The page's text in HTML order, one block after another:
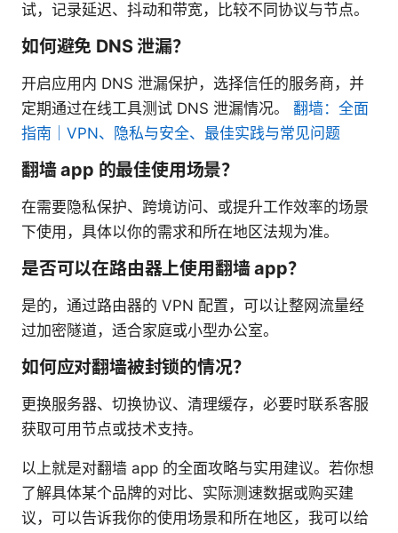
试，记录延迟、抖动和带宽，比较不同协议与节点。
如何避免 DNS 泄漏？
开启应用内 DNS 泄漏保护，选择信任的服务商，并
定期通过在线工具测试 DNS 泄漏情况。 翻墙：全面
指南｜VPN、隐私与安全、最佳实践与常见问题
翻墙 app 的最佳使用场景？
在需要隐私保护、跨境访问、或提升工作效率的场景
下使用，具体以你的需求和所在地区法规为准。
是否可以在路由器上使用翻墙 app？
是的，通过路由器的 VPN 配置，可以让整网流量经
过加密隧道，适合家庭或小型办公室。
如何应对翻墙被封锁的情况？
更换服务器、切换协议、清理缓存，必要时联系客服
获取可用节点或技术支持。
以上就是对翻墙 app 的全面攻略与实用建议。若你想
了解具体某个品牌的对比、实际测速数据或购买建
议，可以告诉我你的使用场景和所在地区，我可以给